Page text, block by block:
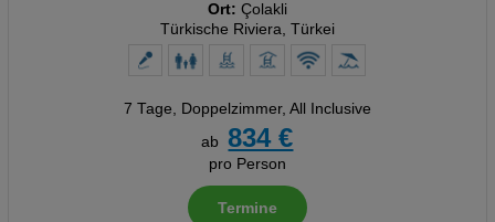
Ort: Çolakli
Türkische Riviera, Türkei
7 Tage, Doppelzimmer, All Inclusive
ab
834 €
pro Person
Termine